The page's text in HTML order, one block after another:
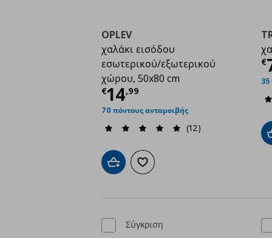
OPLEV
χαλάκι εισόδου
εσωτερικού/εξωτερικού
χώρου, 50x80 cm
€14,99
Τρέχουσα τιμή €
70 πόντους ανταμοιβής
(12)
Προσθήκη στο καλάθι
Προσθήκη στα αγαπημένα
€
35
Σύγκριση